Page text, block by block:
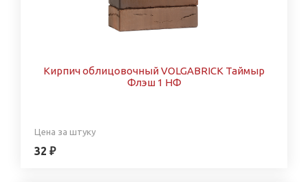
Кирпич облицовочный VOLGABRICK Таймыр
Флэш 1 НФ
Цена за штуку
32 ₽